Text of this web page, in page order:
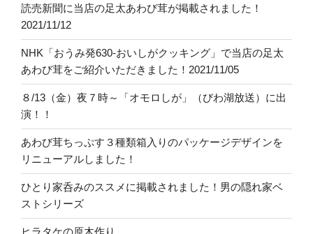
読売新聞に当店の足太あわび茸が掲載されました！
2021/11/12
NHK「おうみ発630-おいしがクッキング」で当店の足太
あわび茸をご紹介いただきました！2021/11/05
８/13（金）夜７時～「オモロしが」（びわ湖放送）に出
演！！
あわび茸ちっぷす３種類箱入りのパッケージデザインを
リニューアルしました！
ひとり家呑みのススメに掲載されました！男の隠れ家ベ
ストシリーズ